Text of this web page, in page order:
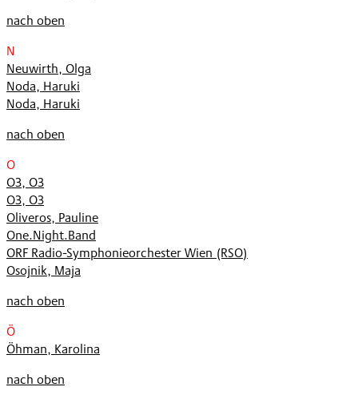
nach oben
N
Neuwirth, Olga
Noda, Haruki
Noda, Haruki
nach oben
O
O3, O3
O3, O3
Oliveros, Pauline
One.Night.Band
ORF Radio-Symphonieorchester Wien (RSO)
Osojnik, Maja
nach oben
Ö
Öhman, Karolina
nach oben